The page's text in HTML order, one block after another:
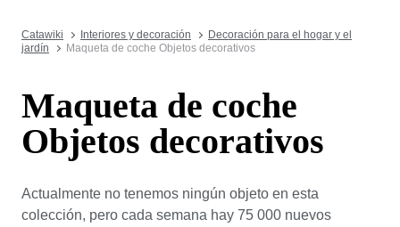
Catawiki Interiores y decoración
Decoración para el hogar y el
jardín
Maqueta de coche Objetos decorativos
Maqueta de coche
Objetos decorativos
Actualmente no tenemos ningún objeto en esta
colección, pero cada semana hay 75 000 nuevos